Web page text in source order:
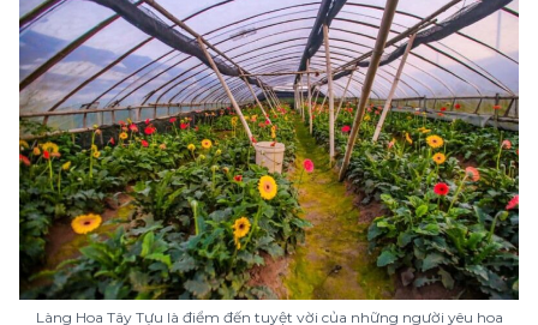
Làng Hoa Tây Tựu là điểm đến tuyệt vời của những người yêu hoa